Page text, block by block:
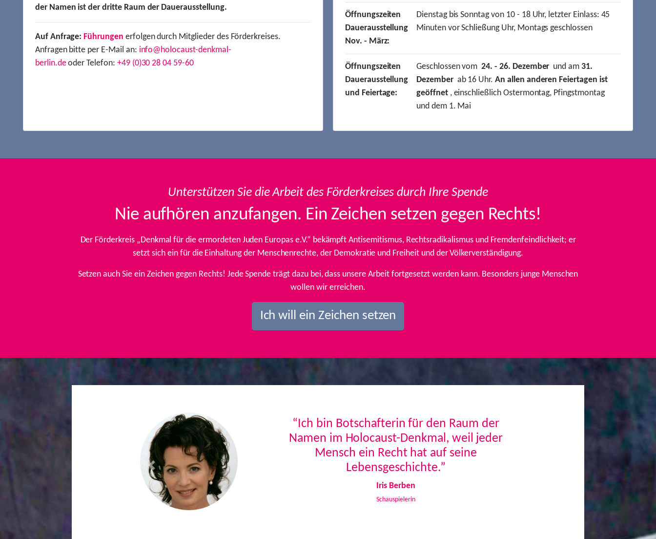
der Namen ist der dritte Raum der Dauerausstellung.
Auf Anfrage: Führungen erfolgen durch Mitglieder des Förderkreises.
Anfragen bitte per E-Mail an: info@holocaust-denkmal-
berlin.deoder Telefon: +49 (0)30 28 04 59-60
Öffnungszeiten
Dauerausstellung
Nov. - März:
Dienstag bis Sonntag von 10 - 18 Uhr, letzter Einlass: 45
Minuten vor Schließung Uhr, Montags geschlossen
Öffnungszeiten
Dauerausstellung
und Feiertage:
Geschlossen vom24. - 26. Dezember und am31.
Dezemberab 16 Uhr.An allen anderen Feiertagen ist
geöffnet, einschließlich Ostermontag, Pfingstmontag
und dem 1. Mai
Unterstützen Sie die Arbeit des Förderkreises durch Ihre Spende
Nie aufhören anzufangen. Ein Zeichen setzen gegen Rechts!
Der Förderkreis „Denkmal für die ermordeten Juden Europas e.V.“ bekämpft Antisemitismus, Rechtsradikalismus und Fremdenfeindlichkeit; er
setzt sich ein für die Einhaltung der Menschenrechte, der Demokratie und Freiheit und der Völkerverständigung.
Setzen auch Sie ein Zeichen gegen Rechts! Jede Spende trägt dazu bei, dass unsere Arbeit fortgesetzt werden kann. Besonders junge Menschen
wollen wir erreichen.
Ich will ein Zeichen setzen
“Ich bin Botschafterin für den Raum der
Namen im Holocaust-Denkmal, weil jeder
Mensch ein Recht hat auf seine
Lebensgeschichte.”
Iris Berben
Schauspielerin
Previous